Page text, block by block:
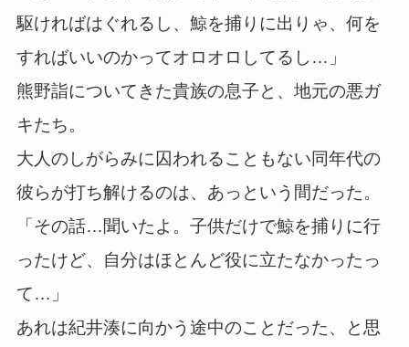
駆ければはぐれるし、鯨を捕りに出りゃ、何を
すればいいのかってオロオロしてるし…」
熊野詣についてきた貴族の息子と、地元の悪ガ
キたち。
大人のしがらみに囚われることもない同年代の
彼らが打ち解けるのは、あっという間だった。
「その話…聞いたよ。子供だけで鯨を捕りに行
ったけど、自分はほとんど役に立たなかったっ
て…」
あれは紀井湊に向かう途中のことだった、と思